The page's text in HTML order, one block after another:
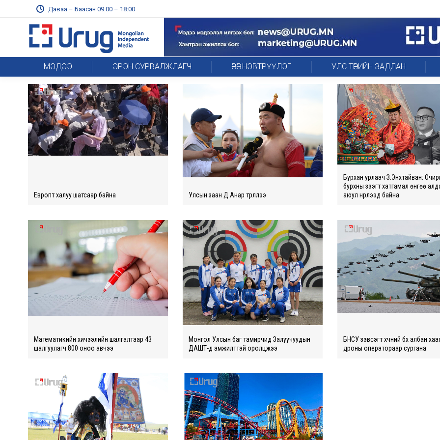
Даваа – Баасан 09:00 – 18:00
МЭДЭЭ ЭРЭН СУРВАЛЖЛАГЧ ӨРӨГ НЭВТРҮҮЛЭГ УЛС ТӨРИЙН ЗАДЛАН
Европт халуу шатсаар байна Улсын заан Д.Анар түрүүллээ
Бурхан урлаач З.Энхтайван:
бурхны зээгт хатгамал өнгөө
аюул нүүрлээд байна
Математикийн хичээлийн шалгалтаар 43
шалгуулагч 800 оноо авчээ
Монгол Улсын баг тамирчид Залуучуудын
ДАШТ-д амжилттай оролцжээ
БНСУ зэвсэгт хүчний бүх албан
дроны оператораар сургана